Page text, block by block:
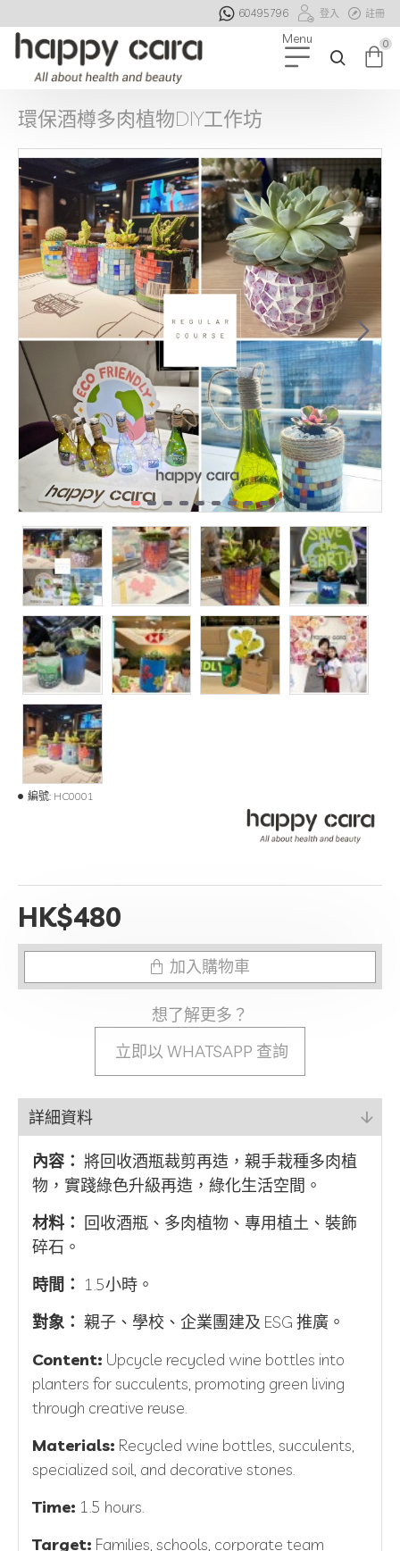
60495796 登入 註冊
0
環保酒樽多肉植物DIY工作坊
HK$480
編號: HC0001
加入購物車
想了解更多？
立即以 WHATSAPP 查詢
詳細資料
內容： 將回收酒瓶裁剪再造，親手栽種多肉植
物，實踐綠色升級再造，綠化生活空間。
材料： 回收酒瓶、多肉植物、專用植土、裝飾
碎石。
時間： 1.5小時。
對象： 親子、學校、企業團建及 ESG 推廣。
Content: Upcycle recycled wine bottles into
planters for succulents, promoting green living
through creative reuse.
Materials: Recycled wine bottles, succulents,
specialized soil, and decorative stones.
Time: 1.5 hours.
Target: Families, schools, corporate team